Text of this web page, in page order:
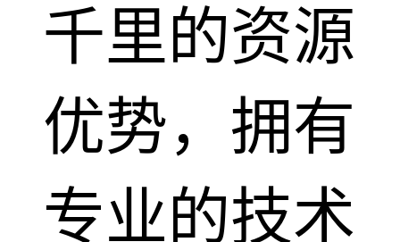
千里的资源
优势，拥有
专业的技术